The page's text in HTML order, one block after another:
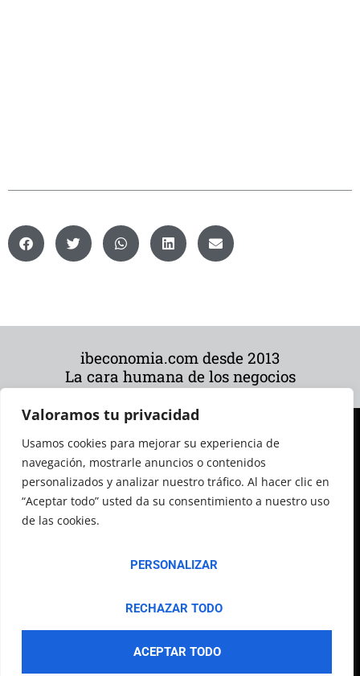
Valoramos tu privacidad
Usamos cookies para mejorar su experiencia de
navegación, mostrarle anuncios o contenidos
personalizados y analizar nuestro tráfico. Al hacer clic en
“Aceptar todo” usted da su consentimiento a nuestro uso
de las cookies.
PERSONALIZAR
RECHAZAR TODO
ACEPTAR TODO
ibeconomia.com desde 2013
La cara humana de los negocios